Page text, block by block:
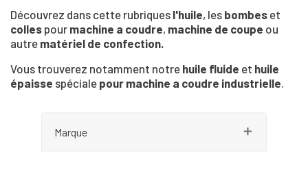
Découvrez dans cette rubriques l'huile, les bombes et
colles pour machine a coudre, machine de coupe ou
autre matériel de confection.
Vous trouverez notamment notre huile fluide et huile
épaisse spéciale pour machine a coudre industrielle.
Marque